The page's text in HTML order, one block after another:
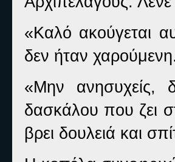
«Καλό ακούγεται
δεν ήταν χαρούμενη.
«Μην ανησυχείς,
δασκάλου που ζει
βρει δουλειά και